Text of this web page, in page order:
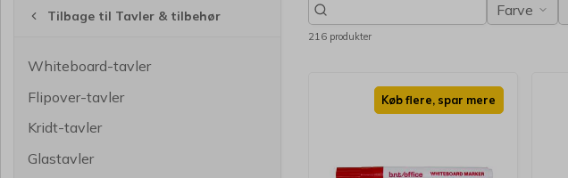
Tilbage til Tavler & tilbehør
Whiteboard-tavler
Flipover-tavler
Kridt-tavler
Glastavler
Farve
216 produkter
Køb flere, spar mere